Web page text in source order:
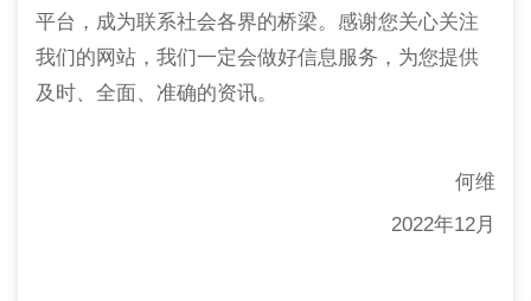
平台，成为联系社会各界的桥梁。感谢您关心关注
我们的网站，我们一定会做好信息服务，为您提供
及时、全面、准确的资讯。
何维
2022年12月